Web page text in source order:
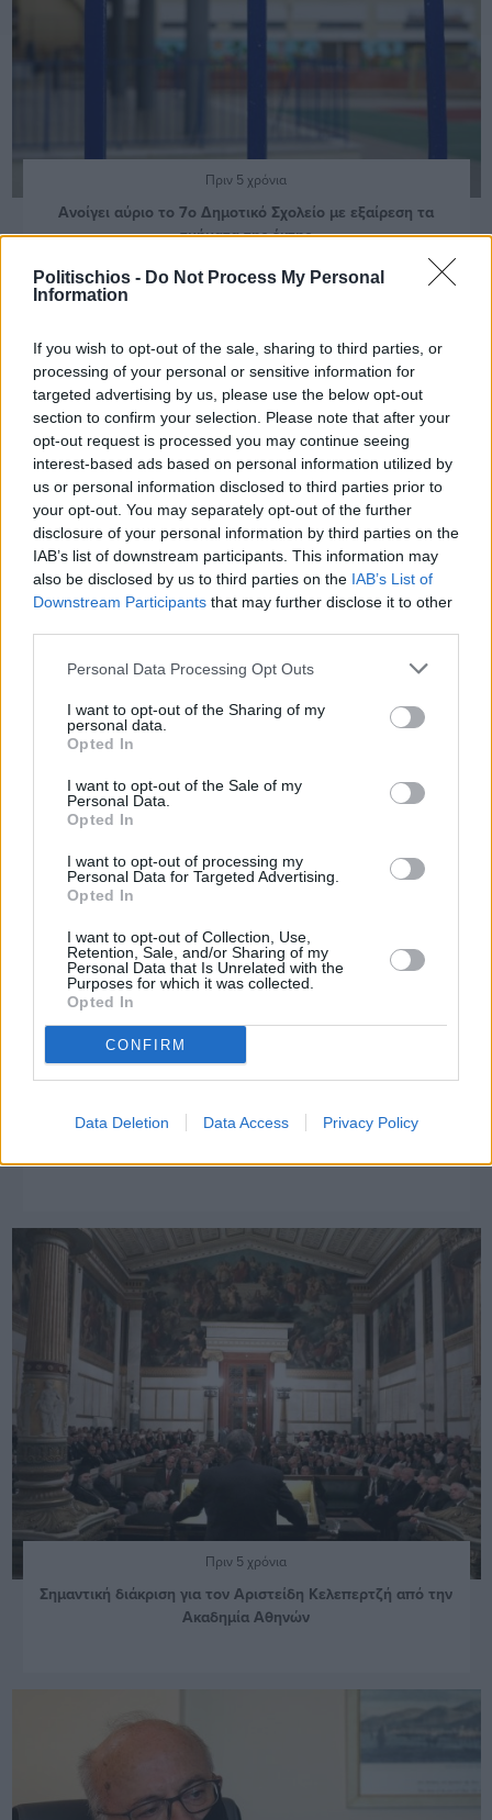
Politischios - Do Not Process My Personal
Information
If you wish to opt-out of the sale, sharing to third parties, or
processing of your personal or sensitive information for
targeted advertising by us, please use the below opt-out
section to confirm your selection. Please note that after your
opt-out request is processed you may continue seeing
interest-based ads based on personal information utilized by
us or personal information disclosed to third parties prior to
your opt-out. You may separately opt-out of the further
disclosure of your personal information by third parties on the
IAB’s list of downstream participants. This information may
also be disclosed by us to third parties on the IAB’s List of
Downstream Participants that may further disclose it to other
Personal Data Processing Opt Outs
I want to opt-out of the Sharing of my
personal data.
Opted In
I want to opt-out of the Sale of my
Personal Data.
Opted In
I want to opt-out of processing my
Personal Data for Targeted Advertising.
Opted In
I want to opt-out of Collection, Use,
Retention, Sale, and/or Sharing of my
Personal Data that Is Unrelated with the
Purposes for which it was collected.
Opted In
CONFIRM
Data Deletion Data Access Privacy Policy
Πριν 5 χρόνια
Ανοίγει αύριο το 7ο Δημοτικό Σχολείο με εξαίρεση τα
τμήματα της έκτης
Πριν 5 χρόνια
Με αυστηρότερα μέτρα η επαναλειτουργία των σχολείων τη
Α. Κελεπερτζής: «Το βραβείο αντανακλά την προσπάθεια
Πριν 5 χρόνια
Σημαντική διάκριση για τον Αριστείδη Κελεπερτζή από την
Ακαδημία Αθηνών